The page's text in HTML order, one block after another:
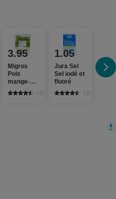
3.95
Migros
Pois
mange-
tout
163
1.05
Jura Sel
Sel iodé et
fluoré
1242
M-